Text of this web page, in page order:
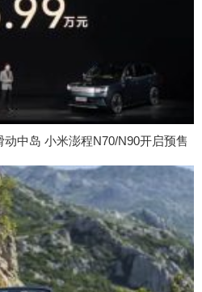
中岛 小米澎程N70/N90开启预售